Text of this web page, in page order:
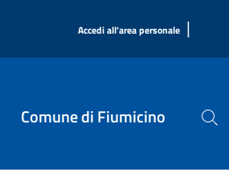
Accedi all'area personale |
Comune di Fiumicino